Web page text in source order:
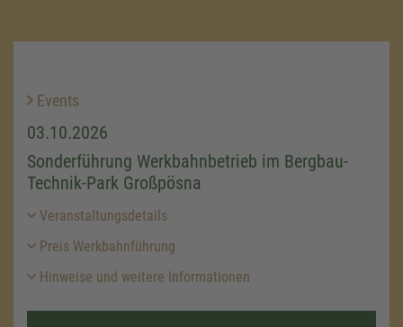
Events
03.10.2026
Sonderführung Werkbahnbetrieb im Bergbau-
Technik-Park Großpösna
Veranstaltungsdetails
Preis Werkbahnführung
Hinweise und weitere Informationen